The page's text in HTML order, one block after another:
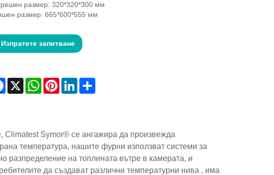
размер: 320*320*300 мм
размер: 665*600*555 мм
Изпратете запитване
Facebook
X WhatsAppPinterestLinkedInShare
Climatest Symor® се ангажира да произвежда
температура, нашите фурни използват системи за
разпределение на топлината вътре в камерата, и
да създават различни температурни нива , има